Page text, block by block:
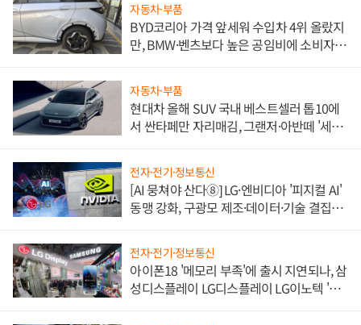
자동차·부품
BYD코리아 가격 앞세워 수입차 4위 올랐지
만, BMW·벤츠보다 높은 공임비에 소비자
자동차·부품
현대차 올해 SUV 국내 베스트셀러 톱10에
서 싼타페만 자리매김, 그랜저·아반떼 '세단
전자·전기·정보통신
[AI 뭉쳐야 산다⑧] LG·엔비디아 '피지컬 AI'
동맹 강화, 구광모 제조·데이터·기술 결집
전자·전기·정보통신
아이폰18 '메모리 부족'에 출시 지연되나, 삼
성디스플레이 LG디스플레이 LG이노텍 '탈